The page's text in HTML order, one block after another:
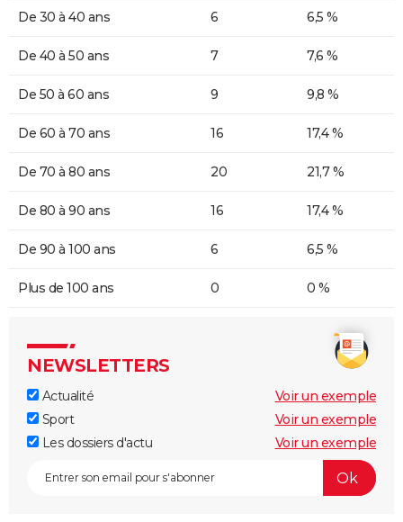
De 30 à 40 ans 6 6,5 %
De 40 à 50 ans 7 7,6 %
De 50 à 60 ans 9 9,8 %
De 60 à 70 ans 16 17,4 %
De 70 à 80 ans 20 21,7 %
De 80 à 90 ans 16 17,4 %
De 90 à 100 ans 6 6,5 %
Plus de 100 ans 0 0 %
NEWSLETTERS
Actualité
Voir un exemple
Sport
Voir un exemple
Les dossiers d'actu
Voir un exemple